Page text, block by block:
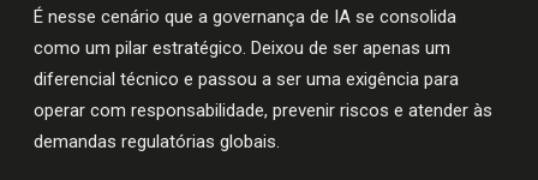
É nesse cenário que a governança de IA se consolida
como um pilar estratégico. Deixou de ser apenas um
diferencial técnico e passou a ser uma exigência para
operar com responsabilidade, prevenir riscos e atender às
demandas regulatórias globais.